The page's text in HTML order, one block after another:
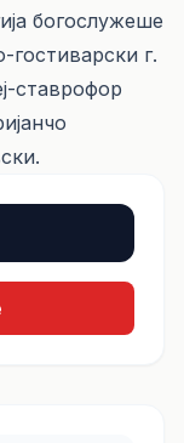
богослужеше
г.
ставрофор